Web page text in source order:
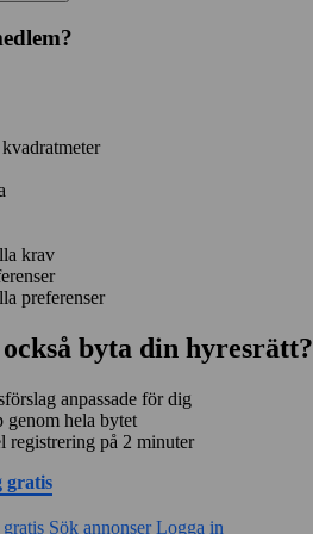
krav
preferenser
byta din hyresrätt?
anpassade för dig
genom hela bytet
registrering på 2 minuter
gratis
Sök annonserLogga in